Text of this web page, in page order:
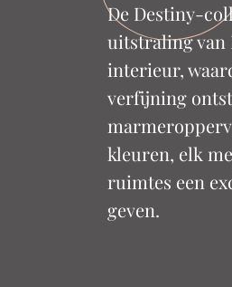
De Destiny-
uitstraling van
interieur,
verfijning
kleuren, elk
ruimtes een
geven.